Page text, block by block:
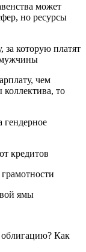
может
но ресурсы
которую платят
мужчины
чем
то
гендерное
кредитов
ямы
Как